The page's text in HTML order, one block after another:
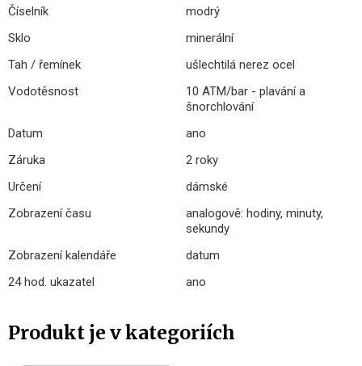
Číselník
modrý
Sklo
minerální
Tah / řemínek
ušlechtilá nerez ocel
Vodotěsnost
10 ATM/bar - plavání a
šnorchlování
Datum
ano
Záruka
2 roky
Určení
dámské
Zobrazení času
analogově: hodiny, minuty,
sekundy
Zobrazení kalendáře
datum
24 hod. ukazatel
ano
Produkt je v kategoriích